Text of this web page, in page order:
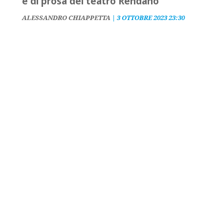
ALESSANDRO CHIAPPETTA| 3 OTTOBRE 2023 23:30